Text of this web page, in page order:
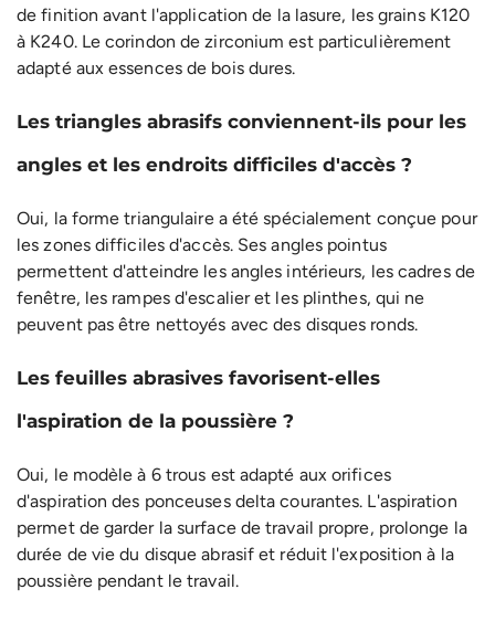
de finition avant l'application de la lasure, les grains K120
à K240. Le corindon de zirconium est particulièrement
adapté aux essences de bois dures.
Les triangles abrasifs conviennent-ils pour les
angles et les endroits difficiles d'accès ?
Oui, la forme triangulaire a été spécialement conçue pour
les zones difficiles d'accès. Ses angles pointus
permettent d'atteindre les angles intérieurs, les cadres de
fenêtre, les rampes d'escalier et les plinthes, qui ne
peuvent pas être nettoyés avec des disques ronds.
Les feuilles abrasives favorisent-elles
l'aspiration de la poussière ?
Oui, le modèle à 6 trous est adapté aux orifices
d'aspiration des ponceuses delta courantes. L'aspiration
permet de garder la surface de travail propre, prolonge la
durée de vie du disque abrasif et réduit l'exposition à la
poussière pendant le travail.